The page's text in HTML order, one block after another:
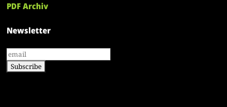
PDF Archiv
Newsletter